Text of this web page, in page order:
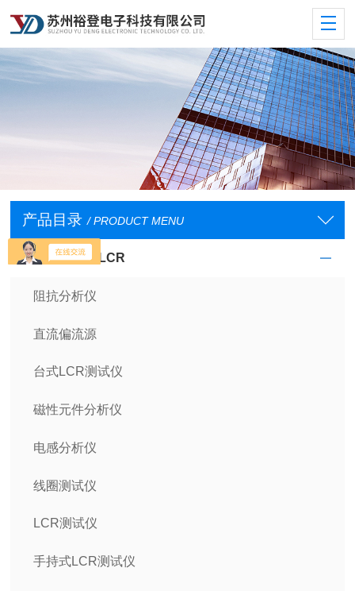
产品目录 / PRODUCT MENU
阻抗分析仪及LCR
阻抗分析仪
直流偏流源
台式LCR测试仪
磁性元件分析仪
电感分析仪
线圈测试仪
LCR测试仪
手持式LCR测试仪